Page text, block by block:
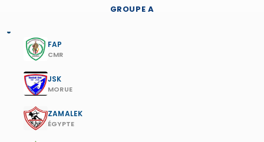
GROUPE A
FAP
CMR
JSK
MORUE
ZAMALEK
ÉGYPTE